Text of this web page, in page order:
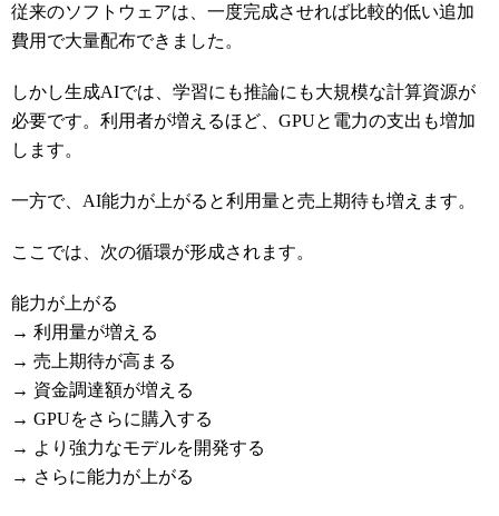
従来のソフトウェアは、一度完成させれば比較的低い追加
費用で大量配布できました。
しかし生成AIでは、学習にも推論にも大規模な計算資源が
必要です。利用者が増えるほど、GPUと電力の支出も増加
します。
一方で、AI能力が上がると利用量と売上期待も増えます。
ここでは、次の循環が形成されます。
能力が上がる
→ 利用量が増える
→ 売上期待が高まる
→ 資金調達額が増える
→ GPUをさらに購入する
→ より強力なモデルを開発する
→ さらに能力が上がる